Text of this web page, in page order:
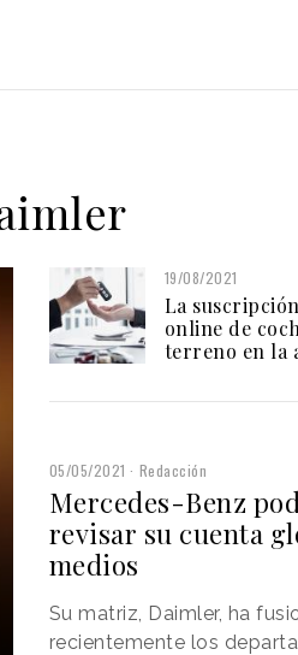
19/08/2021
La
online de
terreno en la
05/05/2021 Redacción
Mercedes-Benz
revisar su cuenta
medios
Su matriz, Daimler, ha
recientemente los